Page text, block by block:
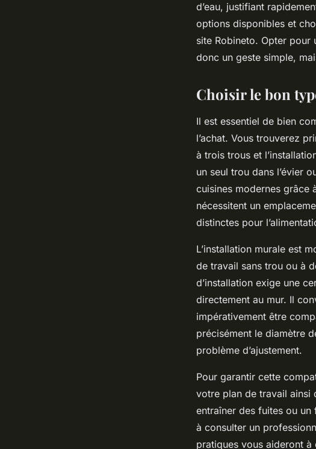
d’eau, justifiant
options disponibles et
site Robineto. Opter
donc un geste simple,
Choisir le bon
Il est essentiel de bien
l’achat. Vous trouverez
à trois trous et
un seul trou dans l’évier
cuisines modernes grâce
nécessitent un
distinctes pour
L’installation murale est
de travail sans trou ou à
d’installation exige une
directement au mur. Il
impérativement être
précisément le diamètre
problème d’ajustement.
Pour garantir cette
votre plan de travail ainsi
entraîner des fuites ou un
à consulter un
pratiques vous aideront